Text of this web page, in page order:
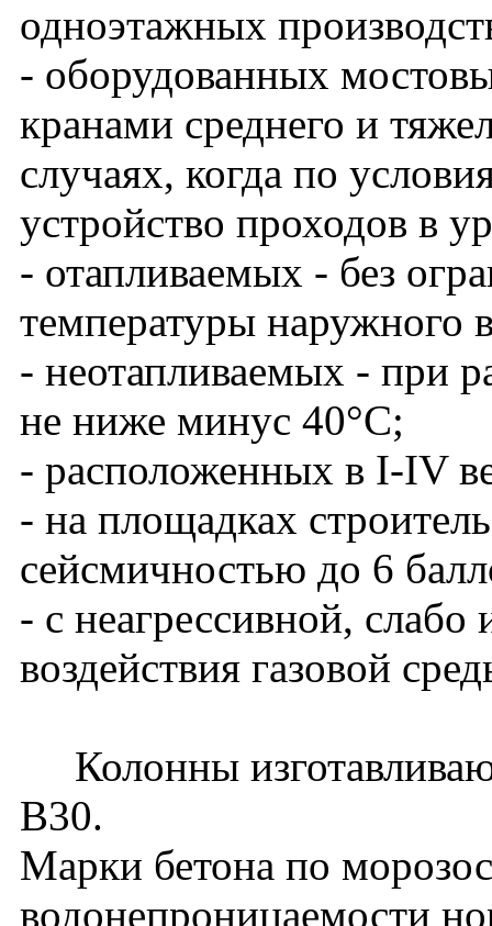
одноэтажных
- оборудованных
кранами среднего и
случаях, когда по
устройство проходов в
- отапливаемых - без
температуры наружного
- неотапливаемых - при
не ниже минус 40°С;
- расположенных в I-IV
- на площадках
сейсмичностью до 6
- с неагрессивной, слабо
воздействия газовой
Колонны
В30.
Марки бетона по
водонепроницаемости